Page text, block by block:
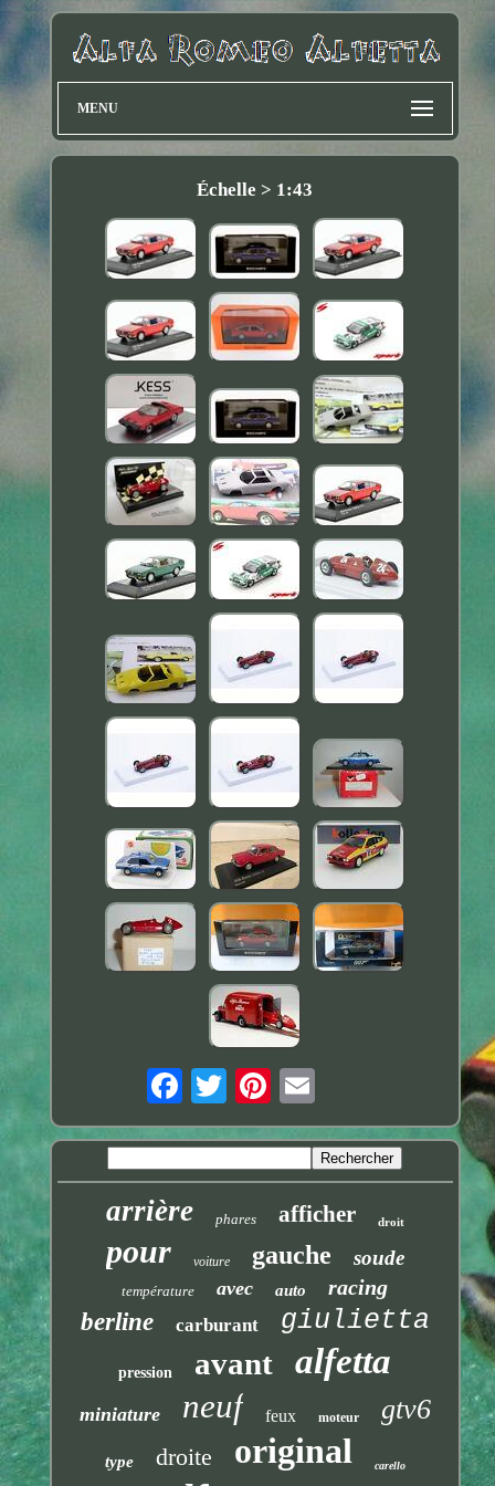
MENU
Échelle > 1:43
arrière phares afficher droit
pour voiture gauche soude
température avec auto racing
berline carburant giulietta
pression avant alfetta
miniature neuf feux moteur gtv6
type droite original carello